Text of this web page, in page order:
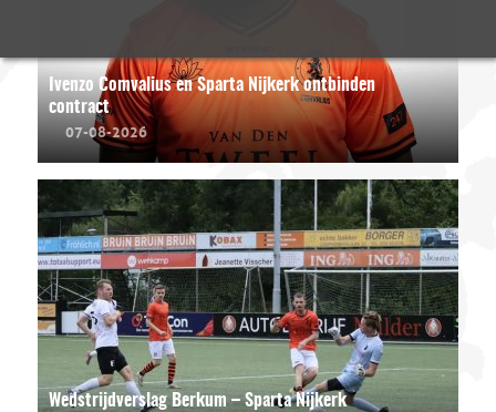
Ivenzo Comvalius en Sparta Nijkerk ontbinden
contract
07-08-2026
Wedstrijdverslag Berkum – Sparta Nijkerk